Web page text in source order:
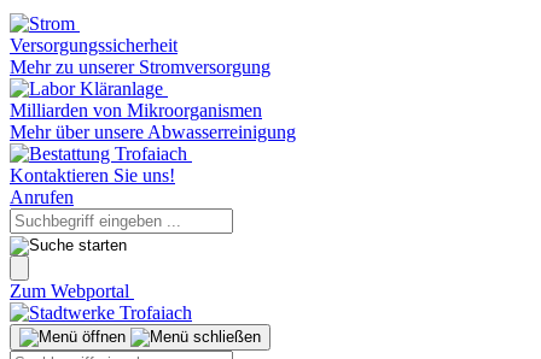
Versorgungssicherheit
Mehr zu unserer Stromversorgung
Milliarden von Mikroorganismen
Mehr über unsere Abwasserreinigung
Kontaktieren Sie uns!
Anrufen
Zum Webportal